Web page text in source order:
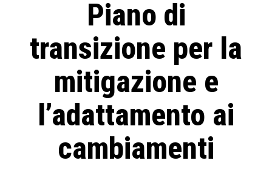
Piano di
transizione per la
mitigazione e
l’adattamento ai
cambiamenti